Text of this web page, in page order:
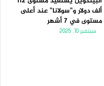
ألف دولار و”سولانا” عند أعلى
مستوى في 7 أشهر
سبتمبر 10, 2025